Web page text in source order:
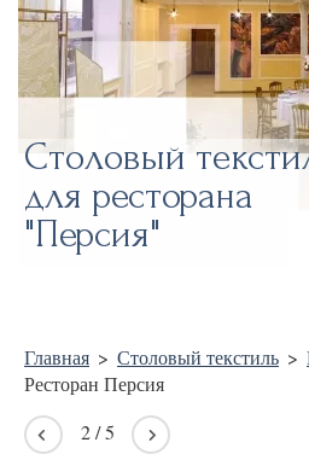
Столовый
для ресторана
"Персия"
Главная > Столовый текстиль >
Ресторан Персия
2/5